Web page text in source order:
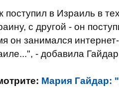
поступил в Израиль в
с другой - он
он занимался
- добавила
Мария Гайдар: